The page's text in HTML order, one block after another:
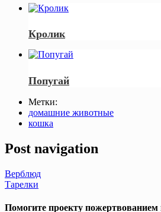
Кролик
Попугай
Метки:
домашние животные
кошка
Post navigation
Верблюд
Тарелки
Помогите проекту